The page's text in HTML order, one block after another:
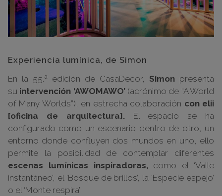
Experiencia lumínica, de Simon
En la 55.ª edición de CasaDecor, Simon presenta
su intervención ‘AWOMAWO’(acrónimo de “A World
of Many Worlds”), en estrecha colaboración con elii
[oficina de arquitectura]. El espacio se ha
configurado como un escenario dentro de otro, un
entorno donde confluyen dos mundos en uno, ello
permite la posibilidad de contemplar diferentes
escenas lumínicas inspiradoras,como el ‘Valle
instantáneo’, el ‘Bosque de brillos’, la ‘Especie espejo’
o el ‘Monte respira’.